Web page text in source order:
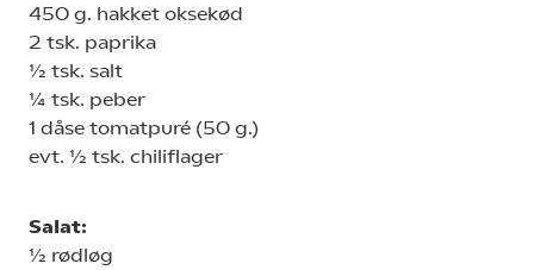
450 g. hakket oksekød
2 tsk. paprika
½ tsk. salt
¼ tsk. peber
1 dåse tomatpuré (50 g.)
evt. ½ tsk. chiliflager
Salat:
½ rødløg